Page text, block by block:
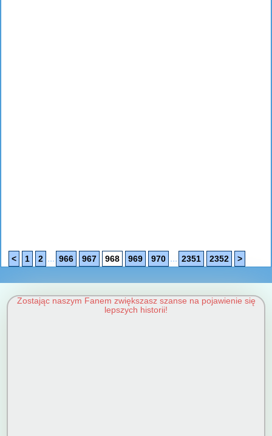
< 1 2 ... 966 967 968 969 970 ... 2351 2352 >
Zostając naszym Fanem zwiększasz szanse na pojawienie się
lepszych historii!